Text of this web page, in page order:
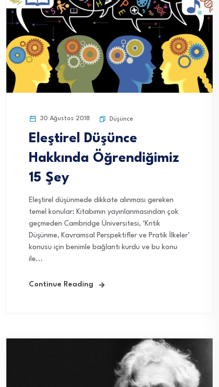
30 Ağustos 2018 Düşünce
Eleştirel Düşünce
Hakkında Öğrendiğimiz
15 Şey
Eleştirel düşünmede dikkate alınması gereken
temel konular: Kitabımın yayınlanmasından çok
geçmeden Cambridge Üniversitesi, ‘Kritik
Düşünme, Kavramsal Perspektifler ve Pratik İlkeler’
konusu için benimle bağlantı kurdu ve bu konu
ile...
Continue Reading